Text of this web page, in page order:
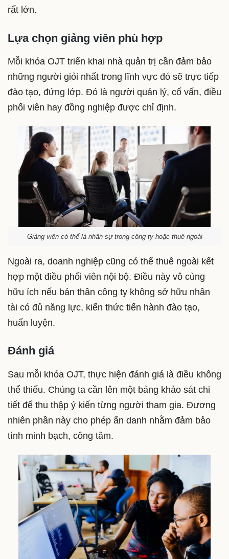
rất lớn.
Lựa chọn giảng viên phù hợp
Mỗi khóa OJT triển khai nhà quản trị cần đảm bảo
những người giỏi nhất trong lĩnh vực đó sẽ trực tiếp
đào tạo, đứng lớp. Đó là người quản lý, cố vấn, điều
phối viên hay đồng nghiệp được chỉ định.
Giảng viên có thể là nhân sự trong công ty hoặc thuê ngoài
Ngoài ra, doanh nghiệp cũng có thể thuê ngoài kết
hợp một điều phối viên nội bộ. Điều này vô cùng
hữu ích nếu bản thân công ty không sở hữu nhân
tài có đủ năng lực, kiến thức tiến hành đào tạo,
huấn luyện.
Đánh giá
Sau mỗi khóa OJT, thực hiện đánh giá là điều không
thể thiếu. Chúng ta cần lên một bảng khảo sát chi
tiết để thu thập ý kiến từng người tham gia. Đương
nhiên phần này cho phép ẩn danh nhằm đảm bảo
tính minh bạch, công tâm.